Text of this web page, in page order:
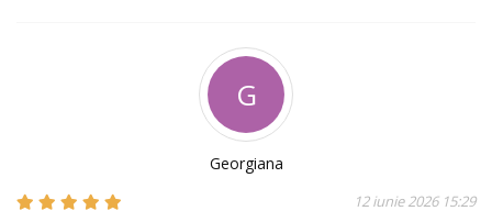
G
Georgiana
12 iunie 2026 15:29